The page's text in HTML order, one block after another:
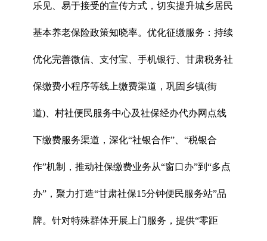
乐见、易于接受的宣传方式，切实提升城乡居民
基本养老保险政策知晓率。优化征缴服务：持续
优化完善微信、支付宝、手机银行、甘肃税务社
保缴费小程序等线上缴费渠道，巩固乡镇(街
道)、村社便民服务中心及社保经办代办网点线
下缴费服务渠道，深化“社银合作”、“税银合
作”机制，推动社保缴费业务从“窗口办”到“多点
办”，聚力打造“甘肃社保15分钟便民服务站”品
牌。针对特殊群体开展上门服务，提供“零距